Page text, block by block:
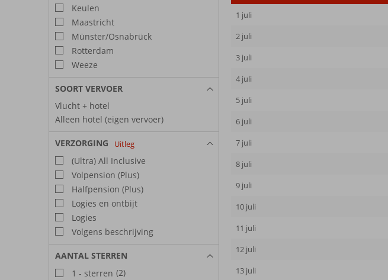
Keulen
Maastricht
Münster/Osnabrück
Rotterdam
Weeze
SOORT VERVOER
Vlucht + hotel
Alleen hotel (eigen vervoer)
VERZORGING Uitleg
(Ultra) All Inclusive
Volpension (Plus)
Halfpension (Plus)
Logies en ontbijt
Logies
Volgens beschrijving
AANTAL STERREN
1 - sterren (2)
1 juli
2 juli
3 juli
4 juli
5 juli
6 juli
7 juli
8 juli
9 juli
10 juli
11 juli
12 juli
13 juli